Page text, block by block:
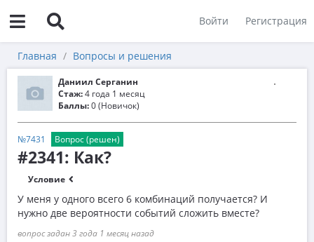
Войти Регистрация
Главная Вопросы и решения
Даниил Серганин
Стаж:4 года 1 месяц
Баллы:0 (Новичок)
№7431 Вопрос (решен)
#2341: Как?
Условие
У меня у одного всего 6 комбинаций получается? И
нужно две вероятности событий сложить вместе?
вопрос задан 3 года 1 месяц назад